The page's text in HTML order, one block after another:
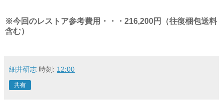
※今回のレストア参考費用・・・216,200円（往復梱包送料
含む）
細井研志 時刻: 12:00
共有